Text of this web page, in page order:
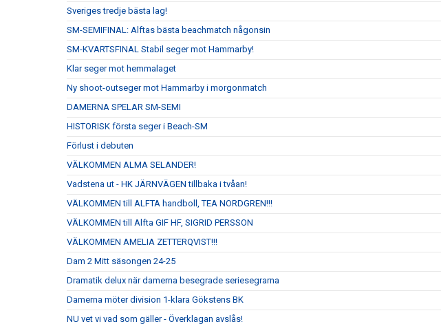
Sveriges tredje bästa lag!
SM-SEMIFINAL: Alftas bästa beachmatch någonsin
SM-KVARTSFINAL Stabil seger mot Hammarby!
Klar seger mot hemmalaget
Ny shoot-outseger mot Hammarby i morgonmatch
DAMERNA SPELAR SM-SEMI
HISTORISK första seger i Beach-SM
Förlust i debuten
VÄLKOMMEN ALMA SELANDER!
Vadstena ut - HK JÄRNVÄGEN tillbaka i tvåan!
VÄLKOMMEN till ALFTA handboll, TEA NORDGREN!!!
VÄLKOMMEN till Alfta GIF HF, SIGRID PERSSON
VÄLKOMMEN AMELIA ZETTERQVIST!!!
Dam 2 Mitt säsongen 24-25
Dramatik delux när damerna besegrade seriesegrarna
Damerna möter division 1-klara Gökstens BK
NU vet vi vad som gäller - Överklagan avslås!